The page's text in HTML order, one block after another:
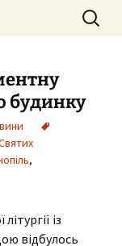
м.
Пошук:
будинку
,
із
відбулось